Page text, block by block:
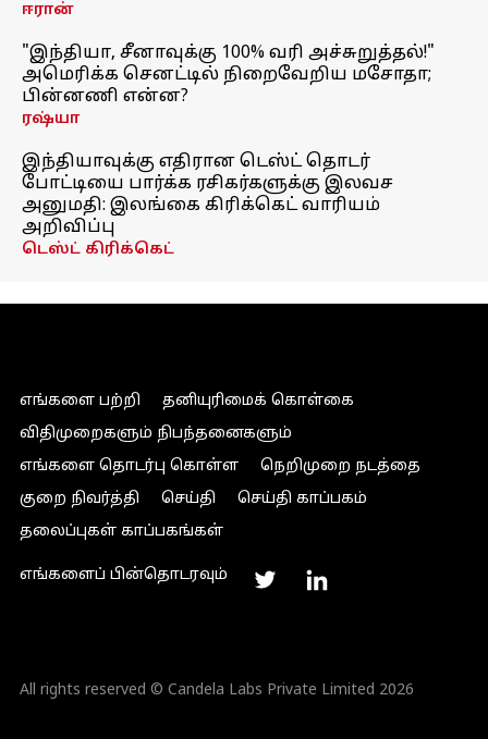
ஈரான்
"இந்தியா, சீனாவுக்கு 100% வரி அச்சுறுத்தல்!"
அமெரிக்க செனட்டில் நிறைவேறிய மசோதா;
பின்னணி என்ன?
ரஷ்யா
இந்தியாவுக்கு எதிரான டெஸ்ட் தொடர்
போட்டியை பார்க்க ரசிகர்களுக்கு இலவச
அனுமதி: இலங்கை கிரிக்கெட் வாரியம்
அறிவிப்பு
டெஸ்ட் கிரிக்கெட்
எங்களை பற்றி
தனியுரிமைக் கொள்கை
விதிமுறைகளும் நிபந்தனைகளும்
எங்களை தொடர்பு கொள்ள
நெறிமுறை நடத்தை
குறை நிவர்த்தி
செய்தி
செய்தி காப்பகம்
தலைப்புகள் காப்பகங்கள்
எங்களைப் பின்தொடரவும்
All rights reserved © Candela Labs Private Limited 2026